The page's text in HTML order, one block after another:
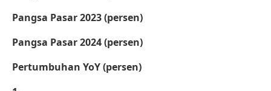
Pangsa Pasar 2023 (persen)
Pangsa Pasar 2024 (persen)
Pertumbuhan YoY (persen)